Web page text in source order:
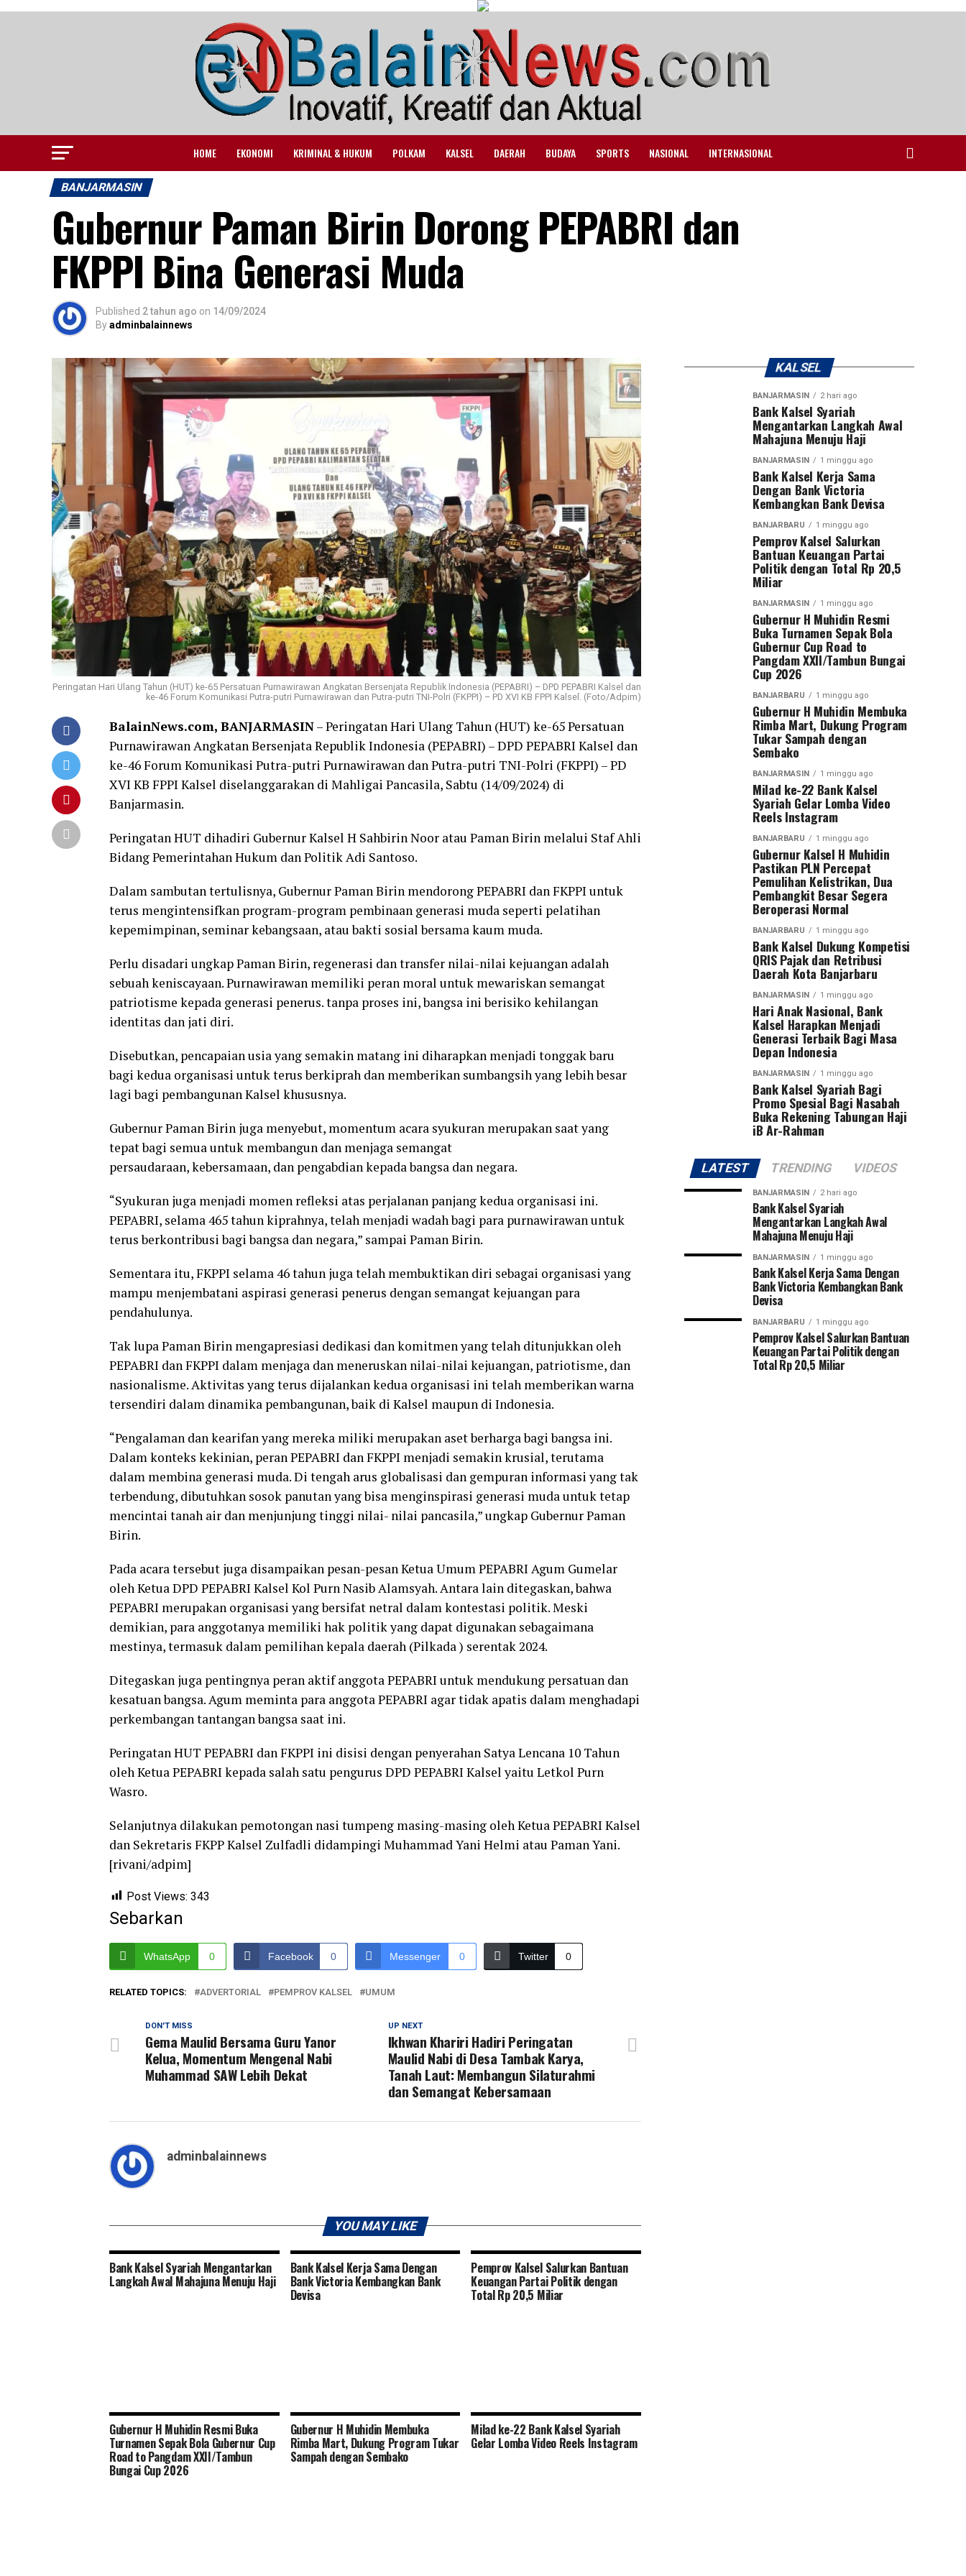
HOME EKONOMI KRIMINAL & HUKUM POLKAM KALSEL DAERAH BUDAYA SPORTS NASIONAL INTERNASIONAL
BANJARMASIN
Gubernur Paman Birin Dorong PEPABRI dan
FKPPI Bina Generasi Muda
Published 2 tahun ago on 14/09/2024
Byadminbalainnews
Peringatan Hari Ulang Tahun (HUT) ke-65 Persatuan Purnawirawan Angkatan Bersenjata Republik Indonesia (PEPABRI) – DPD PEPABRI Kalsel dan
ke-46 Forum Komunikasi Putra-putri Purnawirawan dan Putra-putri TNI-Polri (FKPPI) – PD XVI KB FPPI Kalsel. (Foto/Adpim)
BalainNews.com, BANJARMASIN– Peringatan Hari Ulang Tahun (HUT) ke-65 Persatuan
Purnawirawan Angkatan Bersenjata Republik Indonesia (PEPABRI) – DPD PEPABRI Kalsel dan
ke-46 Forum Komunikasi Putra-putri Purnawirawan dan Putra-putri TNI-Polri (FKPPI) – PD
XVI KB FPPI Kalsel diselanggarakan di Mahligai Pancasila, Sabtu (14/09/2024) di
Banjarmasin.
Peringatan HUT dihadiri Gubernur Kalsel H Sahbirin Noor atau Paman Birin melalui Staf Ahli
Bidang Pemerintahan Hukum dan Politik Adi Santoso.
Dalam sambutan tertulisnya, Gubernur Paman Birin mendorong PEPABRI dan FKPPI untuk
terus mengintensifkan program-program pembinaan generasi muda seperti pelatihan
kepemimpinan, seminar kebangsaan, atau bakti sosial bersama kaum muda.
Perlu disadari ungkap Paman Birin, regenerasi dan transfer nilai-nilai kejuangan adalah
sebuah keniscayaan. Purnawirawan memiliki peran moral untuk mewariskan semangat
patriotisme kepada generasi penerus. tanpa proses ini, bangsa ini berisiko kehilangan
identitas dan jati diri.
Disebutkan, pencapaian usia yang semakin matang ini diharapkan menjadi tonggak baru
bagi kedua organisasi untuk terus berkiprah dan memberikan sumbangsih yang lebih besar
lagi bagi pembangunan Kalsel khususnya.
Gubernur Paman Birin juga menyebut, momentum acara syukuran merupakan saat yang
tepat bagi semua untuk membangun dan menjaga semangat
persaudaraan, kebersamaan, dan pengabdian kepada bangsa dan negara.
“Syukuran juga menjadi momen refleksi atas perjalanan panjang kedua organisasi ini.
PEPABRI, selama 465 tahun kiprahnya, telah menjadi wadah bagi para purnawirawan untuk
terus berkontribusi bagi bangsa dan negara,” sampai Paman Birin.
Sementara itu, FKPPI selama 46 tahun juga telah membuktikan diri sebagai organisasi yang
mampu menjembatani aspirasi generasi penerus dengan semangat kejuangan para
pendahulunya.
Tak lupa Paman Birin mengapresiasi dedikasi dan komitmen yang telah ditunjukkan oleh
PEPABRI dan FKPPI dalam menjaga dan meneruskan nilai-nilai kejuangan, patriotisme, dan
nasionalisme. Aktivitas yang terus dijalankan kedua organisasi ini telah memberikan warna
tersendiri dalam dinamika pembangunan, baik di Kalsel maupun di Indonesia.
“Pengalaman dan kearifan yang mereka miliki merupakan aset berharga bagi bangsa ini.
Dalam konteks kekinian, peran PEPABRI dan FKPPI menjadi semakin krusial, terutama
dalam membina generasi muda. Di tengah arus globalisasi dan gempuran informasi yang tak
terbendung, dibutuhkan sosok panutan yang bisa menginspirasi generasi muda untuk tetap
mencintai tanah air dan menjunjung tinggi nilai- nilai pancasila,” ungkap Gubernur Paman
Birin.
Pada acara tersebut juga disampaikan pesan-pesan Ketua Umum PEPABRI Agum Gumelar
oleh Ketua DPD PEPABRI Kalsel Kol Purn Nasib Alamsyah. Antara lain ditegaskan, bahwa
PEPABRI merupakan organisasi yang bersifat netral dalam kontestasi politik. Meski
demikian, para anggotanya memiliki hak politik yang dapat digunakan sebagaimana
mestinya, termasuk dalam pemilihan kepala daerah (Pilkada ) serentak 2024.
Ditegaskan juga pentingnya peran aktif anggota PEPABRI untuk mendukung persatuan dan
kesatuan bangsa. Agum meminta para anggota PEPABRI agar tidak apatis dalam menghadapi
perkembangan tantangan bangsa saat ini.
Peringatan HUT PEPABRI dan FKPPI ini disisi dengan penyerahan Satya Lencana 10 Tahun
oleh Ketua PEPABRI kepada salah satu pengurus DPD PEPABRI Kalsel yaitu Letkol Purn
Wasro.
Selanjutnya dilakukan pemotongan nasi tumpeng masing-masing oleh Ketua PEPABRI Kalsel
dan Sekretaris FKPP Kalsel Zulfadli didampingi Muhammad Yani Helmi atau Paman Yani.
[rivani/adpim]
Post Views: 343
Sebarkan
WhatsApp 0 Facebook 0 Messenger 0 Twitter 0
RELATED TOPICS: ADVERTORIAL PEMPROV KALSEL UMUM
UP NEXT
Ikhwan Khariri Hadiri Peringatan
Maulid Nabi di Desa Tambak Karya,
Tanah Laut: Membangun Silaturahmi
dan Semangat Kebersamaan
DON'T MISS
Gema Maulid Bersama Guru Yanor
Kelua, Momentum Mengenal Nabi
Muhammad SAW Lebih Dekat
adminbalainnews
YOU MAY LIKE
Bank Kalsel Syariah Mengantarkan
Langkah Awal Mahajuna Menuju Haji
Bank Kalsel Kerja Sama Dengan
Bank Victoria Kembangkan Bank
Devisa
Pemprov Kalsel Salurkan Bantuan
Keuangan Partai Politik dengan
Total Rp 20,5 Miliar
Gubernur H Muhidin Resmi Buka
Turnamen Sepak Bola Gubernur Cup
Road to Pangdam XXII/Tambun
Bungai Cup 2026
Gubernur H Muhidin Membuka
Rimba Mart, Dukung Program Tukar
Sampah dengan Sembako
Milad ke-22 Bank Kalsel Syariah
Gelar Lomba Video Reels Instagram
KALSEL
BANJARMASIN 2 hari ago
Bank Kalsel Syariah
Mengantarkan Langkah Awal
Mahajuna Menuju Haji
BANJARMASIN 1 minggu ago
Bank Kalsel Kerja Sama
Dengan Bank Victoria
Kembangkan Bank Devisa
BANJARBARU 1 minggu ago
Pemprov Kalsel Salurkan
Bantuan Keuangan Partai
Politik dengan Total Rp 20,5
Miliar
BANJARMASIN 1 minggu ago
Gubernur H Muhidin Resmi
Buka Turnamen Sepak Bola
Gubernur Cup Road to
Pangdam XXII/Tambun Bungai
Cup 2026
BANJARBARU 1 minggu ago
Gubernur H Muhidin Membuka
Rimba Mart, Dukung Program
Tukar Sampah dengan
Sembako
BANJARMASIN 1 minggu ago
Milad ke-22 Bank Kalsel
Syariah Gelar Lomba Video
Reels Instagram
BANJARBARU 1 minggu ago
Gubernur Kalsel H Muhidin
Pastikan PLN Percepat
Pemulihan Kelistrikan, Dua
Pembangkit Besar Segera
Beroperasi Normal
BANJARBARU 1 minggu ago
Bank Kalsel Dukung Kompetisi
QRIS Pajak dan Retribusi
Daerah Kota Banjarbaru
BANJARMASIN 1 minggu ago
Hari Anak Nasional, Bank
Kalsel Harapkan Menjadi
Generasi Terbaik Bagi Masa
Depan Indonesia
BANJARMASIN 1 minggu ago
Bank Kalsel Syariah Bagi
Promo Spesial Bagi Nasabah
Buka Rekening Tabungan Haji
iB Ar-Rahman
LATEST TRENDING VIDEOS
BANJARMASIN 2 hari ago
Bank Kalsel Syariah
Mengantarkan Langkah Awal
Mahajuna Menuju Haji
BANJARMASIN 1 minggu ago
Bank Kalsel Kerja Sama Dengan
Bank Victoria Kembangkan Bank
Devisa
BANJARBARU 1 minggu ago
Pemprov Kalsel Salurkan Bantuan
Keuangan Partai Politik dengan
Total Rp 20,5 Miliar